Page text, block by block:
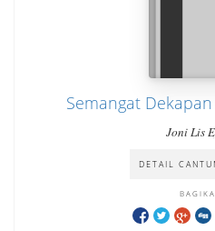
Semangat
Joni Lis
DETAIL